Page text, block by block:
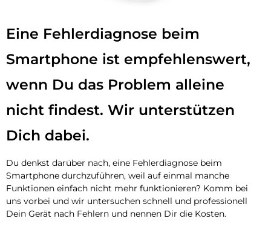
Eine Fehlerdiagnose beim
Smartphone ist empfehlenswert,
wenn Du das Problem alleine
nicht findest. Wir unterstützen
Dich dabei.
Du denkst darüber nach, eine Fehlerdiagnose beim
Smartphone durchzuführen, weil auf einmal manche
Funktionen einfach nicht mehr funktionieren? Komm bei
uns vorbei und wir untersuchen schnell und professionell
Dein Gerät nach Fehlern und nennen Dir die Kosten.